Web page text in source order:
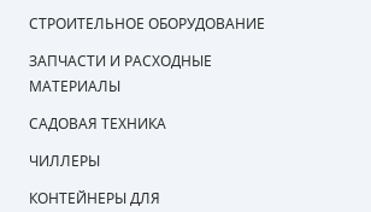
СТРОИТЕЛЬНОЕ ОБОРУДОВАНИЕ
ЗАПЧАСТИ И РАСХОДНЫЕ
МАТЕРИАЛЫ
САДОВАЯ ТЕХНИКА
ЧИЛЛЕРЫ
КОНТЕЙНЕРЫ ДЛЯ